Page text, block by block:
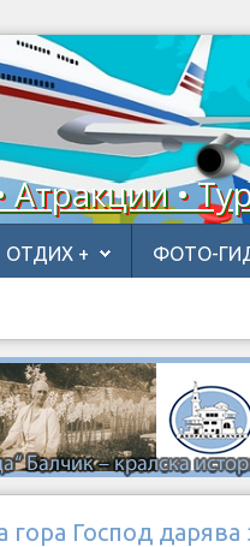
Атракции •
ОТДИХ + ФОТО-
гора Господ